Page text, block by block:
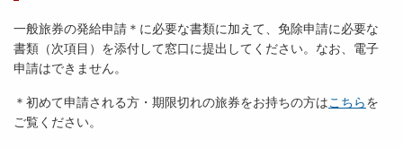
一般旅券の発給申請＊に必要な書類に加えて、免除申請に必要な
書類（次項目）を添付して窓口に提出してください。なお、電子
申請はできません。
＊初めて申請される方・期限切れの旅券をお持ちの方はこちらを
ご覧ください。